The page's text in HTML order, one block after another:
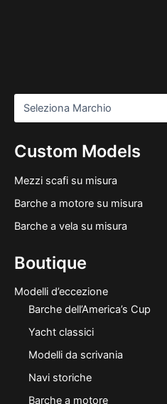
Custom Models
Mezzi scafi su misura
Barche a motore su misura
Barche a vela su misura
Boutique
Modelli d’eccezione
Barche dell’America’s Cup
Yacht classici
Modelli da scrivania
Navi storiche
Barche a motore